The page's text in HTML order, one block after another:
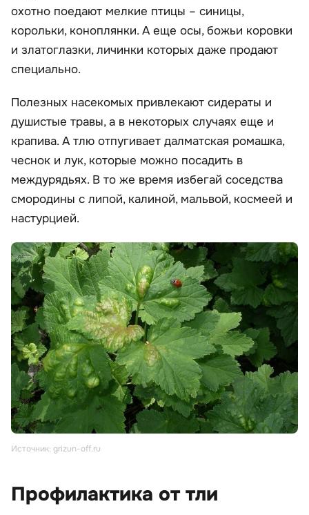
охотно поедают мелкие птицы – синицы,
корольки, коноплянки. А еще осы, божьи коровки
и златоглазки, личинки которых даже продают
специально.
Полезных насекомых привлекают сидераты и
душистые травы, а в некоторых случаях еще и
крапива. А тлю отпугивает далматская ромашка,
чеснок и лук, которые можно посадить в
междурядьях. В то же время избегай соседства
смородины с липой, калиной, мальвой, космеей и
настурцией.
Источник: grizun-off.ru
Профилактика от тли